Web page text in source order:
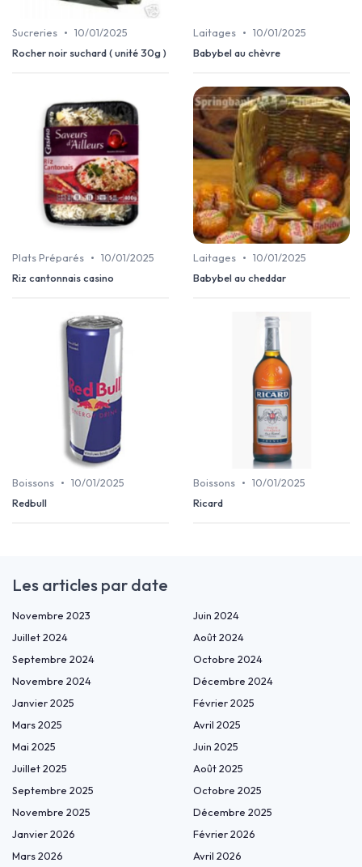
Sucreries • 10/01/2025
Rocher noir suchard ( unité 30g )
Laitages • 10/01/2025
Babybel au chèvre
Plats Préparés • 10/01/2025
Riz cantonnais casino
Laitages • 10/01/2025
Babybel au cheddar
Boissons • 10/01/2025
Redbull
Boissons • 10/01/2025
Ricard
Les articles par date
Novembre 2023
Juin 2024
Juillet 2024
Août 2024
Septembre 2024
Octobre 2024
Novembre 2024
Décembre 2024
Janvier 2025
Février 2025
Mars 2025
Avril 2025
Mai 2025
Juin 2025
Juillet 2025
Août 2025
Septembre 2025
Octobre 2025
Novembre 2025
Décembre 2025
Janvier 2026
Février 2026
Mars 2026
Avril 2026